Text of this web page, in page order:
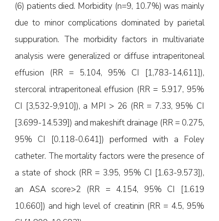
(6) patients died. Morbidity (n=9, 10.7%) was mainly
due to minor complications dominated by parietal
suppuration. The morbidity factors in multivariate
analysis were generalized or diffuse intraperitoneal
effusion (RR = 5.104, 95% CI [1,783-14,611]),
stercoral intraperitoneal effusion (RR = 5.917, 95%
CI [3,532-9,910]), a MPI > 26 (RR = 7.33, 95% CI
[3.699-14.539]) and makeshift drainage (RR = 0.275,
95% CI [0.118-0.641]) performed with a Foley
catheter. The mortality factors were the presence of
a state of shock (RR = 3.95, 95% CI [1.63-9.573]),
an ASA score>2 (RR = 4.154, 95% CI [1.619
10.660]) and high level of creatinin (RR = 4.5, 95%